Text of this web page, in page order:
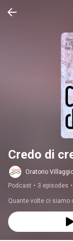
Credo di
Oratorio
Podcast • 3 episodes •
Quante volte ci siamo